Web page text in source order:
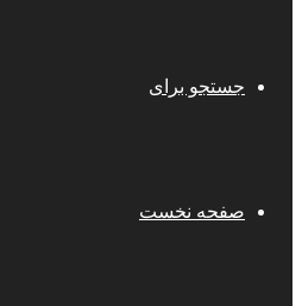
جستجو برای
صفحه نخست